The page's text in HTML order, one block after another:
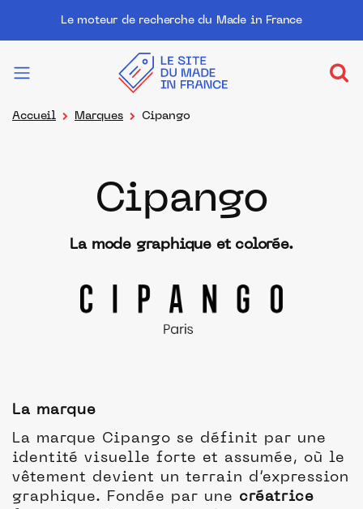
Le moteur de recherche du Made in France
Accueil Marques Cipango
Cipango
La mode graphique et colorée.
La marque
La marque Cipango se définit par une
identité visuelle forte et assumée, où le
vêtement devient un terrain d’expression
graphique. Fondée par une créatrice